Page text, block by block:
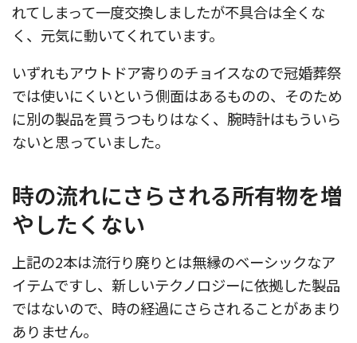
れてしまって一度交換しましたが不具合は全くな
く、元気に動いてくれています。
いずれもアウトドア寄りのチョイスなので冠婚葬祭
では使いにくいという側面はあるものの、そのため
に別の製品を買うつもりはなく、腕時計はもういら
ないと思っていました。
時の流れにさらされる所有物を増
やしたくない
上記の2本は流行り廃りとは無縁のベーシックなア
イテムですし、新しいテクノロジーに依拠した製品
ではないので、時の経過にさらされることがあまり
ありません。